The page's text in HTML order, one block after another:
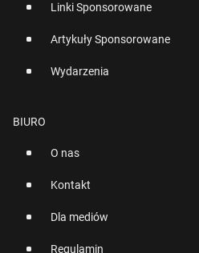
Linki Sponsorowane
Artykuły Sponsorowane
Wydarzenia
BIURO
O nas
Kontakt
Dla mediów
Regulamin